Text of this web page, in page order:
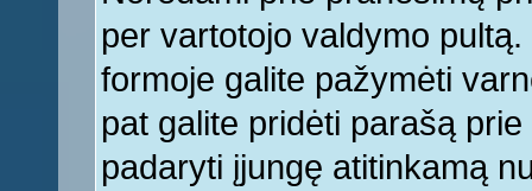
per vartotojo valdymo
formoje galite pažymėti
pat galite pridėti parašą
padaryti įjungę atitinkamą